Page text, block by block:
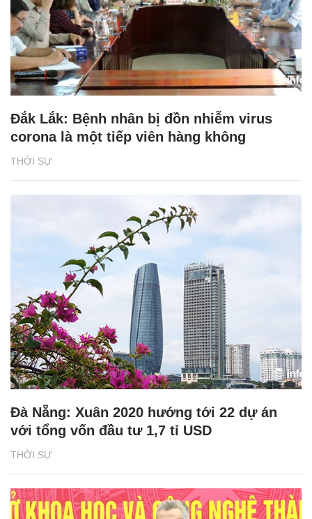
THỜI SỰ
Đắk Lắk: Bệnh nhân bị đồn nhiễm virus
corona là một tiếp viên hàng không
THỜI SỰ
Đà Nẵng: Xuân 2020 hướng tới 22 dự án
với tổng vốn đầu tư 1,7 tỉ USD